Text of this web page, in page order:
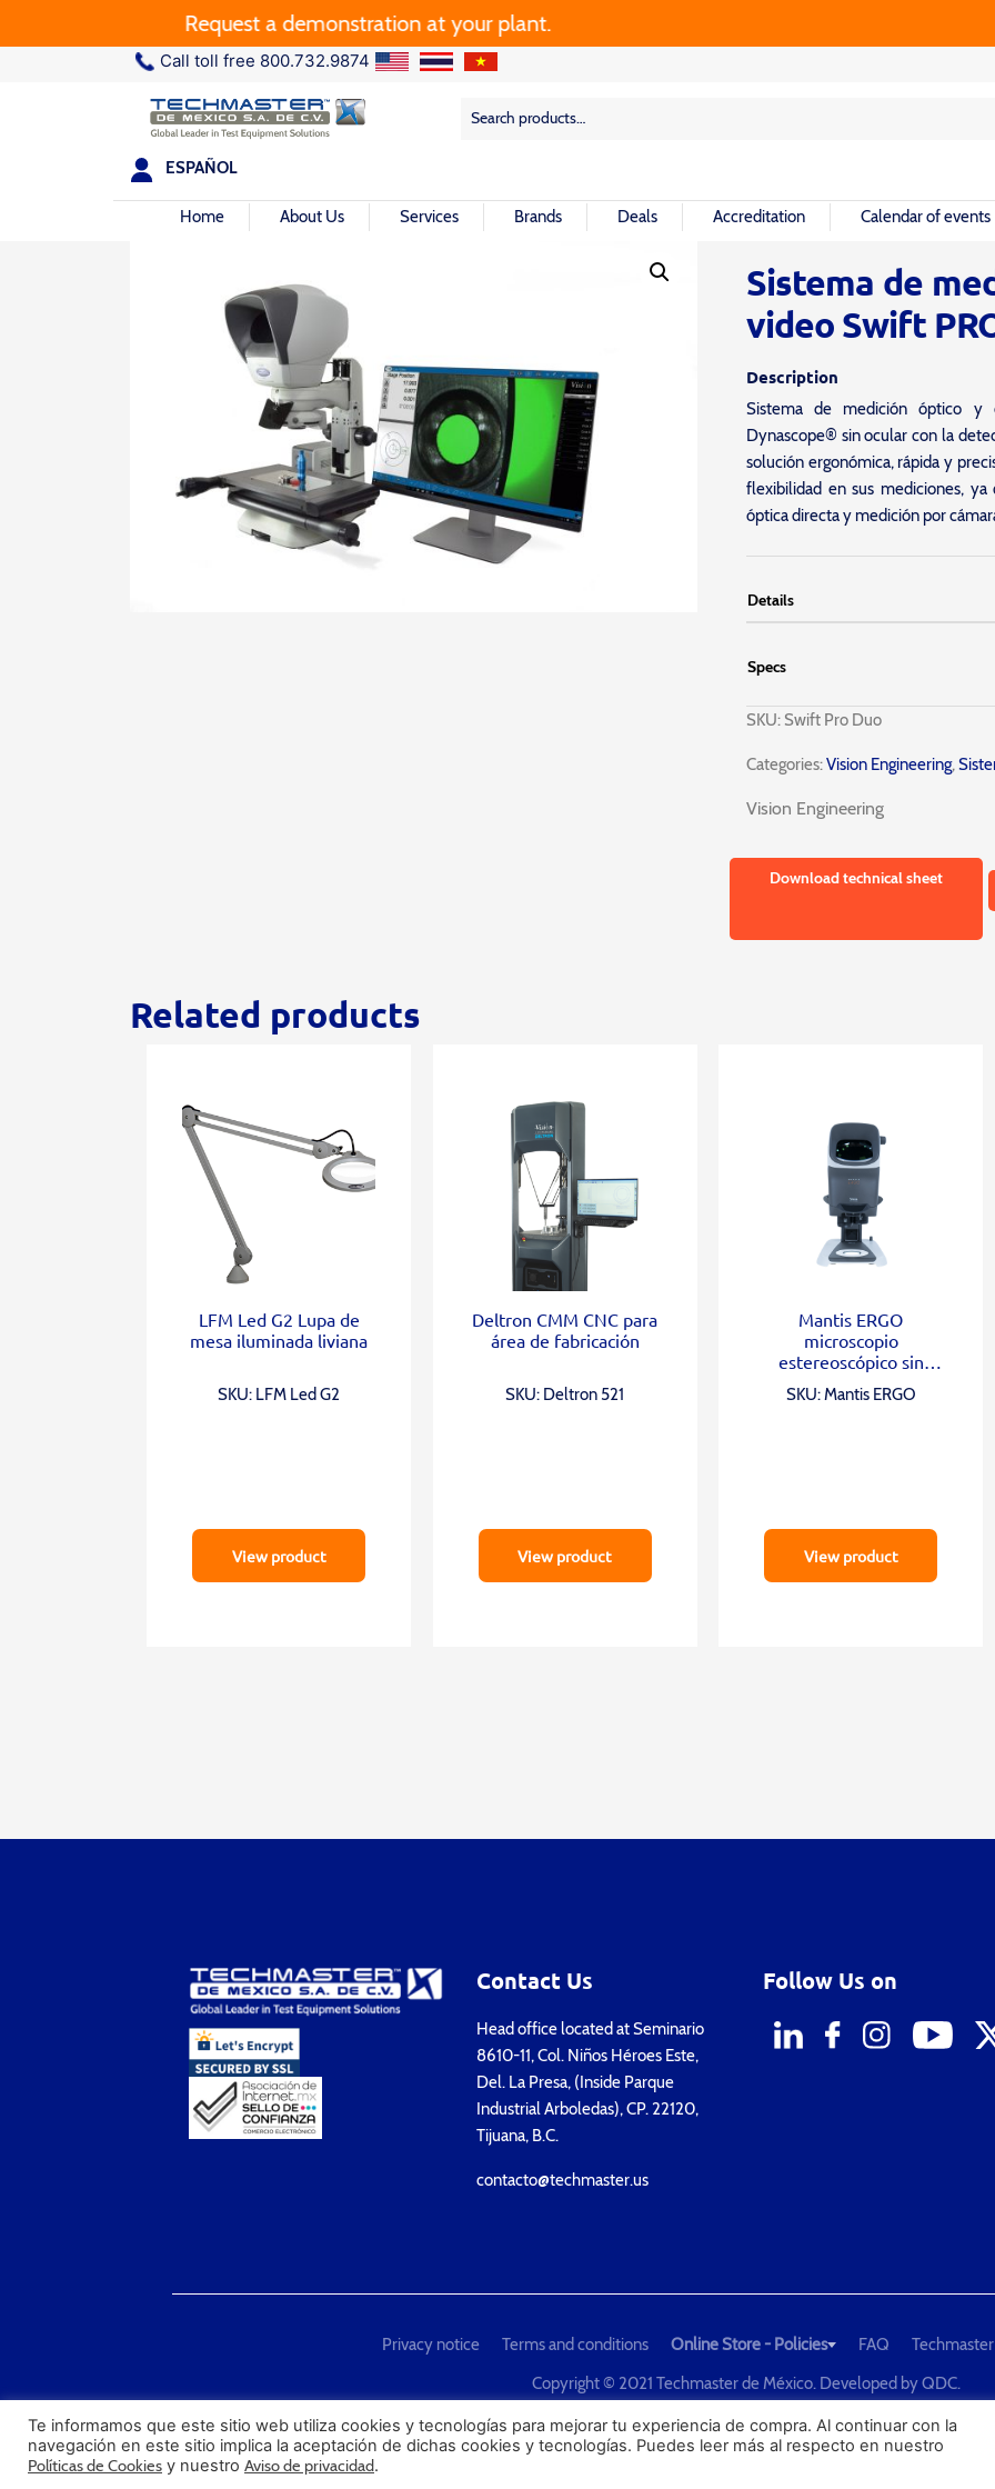
Request a demonstration at your plant.
Call toll free 800.732.9874
Search
Search
ESPAÑOL
Home About Us Services Brands Deals Accreditation Calendar of events
Sistema de
video Swift
Description
Sistema de medición óptico y
Dynascope® sin ocular con la
solución ergonómica, rápida y
flexibilidad en sus mediciones,
óptica directa y medición por
Details
Specs
SKU: Swift Pro Duo
Categories:Vision Engineering,
Vision Engineering
Download technical sheet
Related products
LFM Led G2 Lupa de
mesa iluminada liviana
SKU: LFM Led G2
View product
Deltron CMM CNC para
área de fabricación
SKU: Deltron 521
View product
Mantis ERGO
microscopio
estereoscópico sin
SKU: Mantis ERGO
View product
Contact Us
Head office located at Seminario
8610-11, Col. Niños Héroes Este,
Del. La Presa, (Inside Parque
Industrial Arboledas), CP. 22120,
Tijuana, B.C.
contacto@techmaster.us
Follow Us on
Privacy notice Terms and conditions Online Store - Policies FAQ
Copyright © 2021 Techmaster de México. Developed byQDC.
PROFECO CONDUSEF
Te informamos que este sitio web utiliza cookies y tecnologías para mejorar tu experiencia de compra. Al continuar con la
navegación en este sitio implica la aceptación de dichas cookies y tecnologías. Puedes leer más al respecto en nuestro
Políticas de Cookies y nuestro Aviso de privacidad.